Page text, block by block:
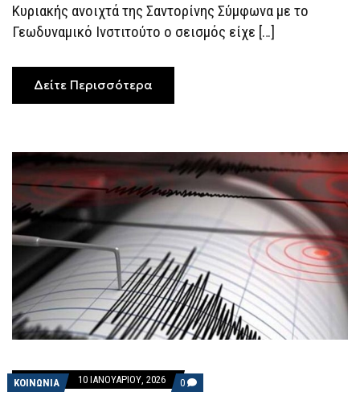
Κυριακής ανοιχτά της Σαντορίνης Σύμφωνα με το
Γεωδυναμικό Ινστιτούτο ο σεισμός είχε […]
Δείτε Περισσότερα
ΚΟΙΝΩΝΙΑ 10 ΙΑΝΟΥΑΡΊΟΥ, 2026 0 COMMENTS